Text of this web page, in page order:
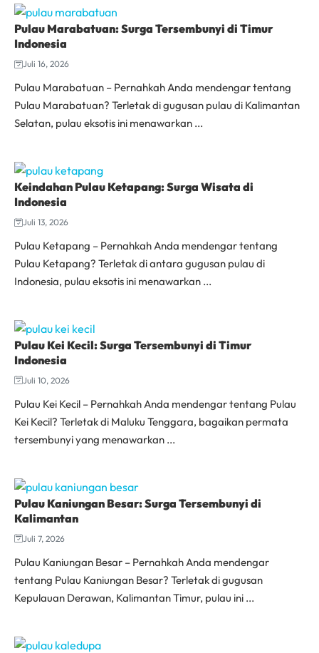
Pulau Marabatuan: Surga Tersembunyi di Timur
Indonesia
Juli 16, 2026
Pulau Marabatuan – Pernahkah Anda mendengar tentang
Pulau Marabatuan? Terletak di gugusan pulau di Kalimantan
Selatan, pulau eksotis ini menawarkan ...
Keindahan Pulau Ketapang: Surga Wisata di
Indonesia
Juli 13, 2026
Pulau Ketapang – Pernahkah Anda mendengar tentang
Pulau Ketapang? Terletak di antara gugusan pulau di
Indonesia, pulau eksotis ini menawarkan ...
Pulau Kei Kecil: Surga Tersembunyi di Timur
Indonesia
Juli 10, 2026
Pulau Kei Kecil – Pernahkah Anda mendengar tentang Pulau
Kei Kecil? Terletak di Maluku Tenggara, bagaikan permata
tersembunyi yang menawarkan ...
Pulau Kaniungan Besar: Surga Tersembunyi di
Kalimantan
Juli 7, 2026
Pulau Kaniungan Besar – Pernahkah Anda mendengar
tentang Pulau Kaniungan Besar? Terletak di gugusan
Kepulauan Derawan, Kalimantan Timur, pulau ini ...